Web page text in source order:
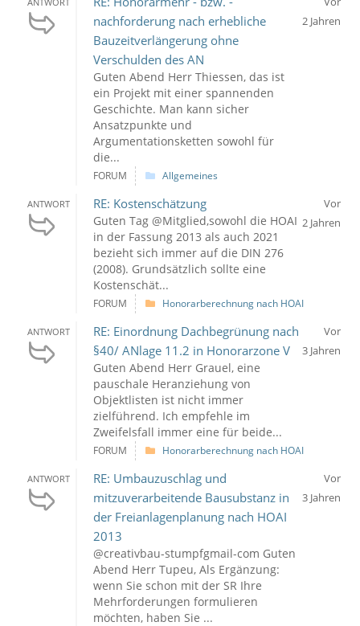
nachforderung nach erhebliche
Bauzeitverlängerung ohne
Verschulden des AN
Guten Abend Herr Thiessen, das ist
ein Projekt mit einer spannenden
Geschichte. Man kann sicher
Ansatzpunkte und
Argumentationsketten sowohl für
die...
2 Jahren
FORUM Allgemeines
ANTWORT RE: Kostenschätzung
Guten Tag @Mitglied,sowohl die HOAI
in der Fassung 2013 als auch 2021
bezieht sich immer auf die DIN 276
(2008). Grundsätzlich sollte eine
Kostenschät...
Vor
2 Jahren
FORUM Honorarberechnung nach HOAI
ANTWORT
RE: Einordnung Dachbegrünung nach
§40/ ANlage 11.2 in Honorarzone V
Guten Abend Herr Grauel, eine
pauschale Heranziehung von
Objektlisten ist nicht immer
zielführend. Ich empfehle im
Zweifelsfall immer eine für beide...
Vor
3 Jahren
FORUM Honorarberechnung nach HOAI
ANTWORT
RE: Umbauzuschlag und
mitzuverarbeitende Bausubstanz in
der Freianlagenplanung nach HOAI
2013
@creativbau-stumpfgmail-com Guten
Abend Herr Tupeu, Als Ergänzung:
wenn Sie schon mit der SR Ihre
Mehrforderungen formulieren
möchten, haben Sie ...
Vor
3 Jahren